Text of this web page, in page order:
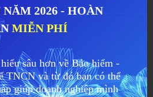
NĂM 2026 - HOÀN
MIỄN PHÍ
sâu hơn về Bảo hiểm -
TNCN và từ đó bạn có thể
giúp doanh nghiệp mình